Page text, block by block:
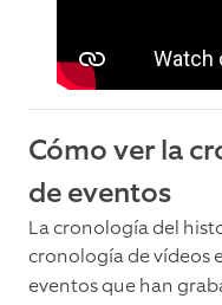
Cómo ver la
de eventos
La cronología del
cronología de vídeos
eventos que han